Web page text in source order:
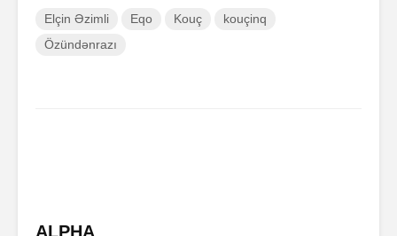
Elçin Əzimli Eqo Kouç
kouçinq
Özündənrazı
ALPHA